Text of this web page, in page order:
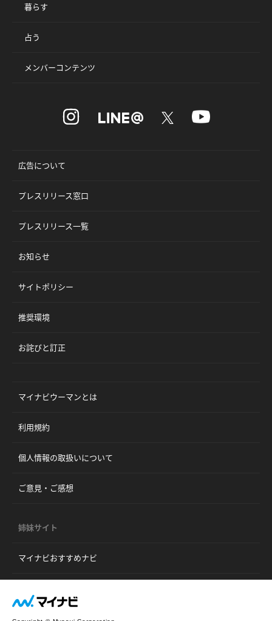
暮らす
占う
メンバーコンテンツ
広告について
プレスリリース窓口
プレスリリース一覧
お知らせ
サイトポリシー
推奨環境
お詫びと訂正
マイナビウーマンとは
利用規約
個人情報の取扱いについて
ご意見・ご感想
姉妹サイト
マイナビおすすめナビ